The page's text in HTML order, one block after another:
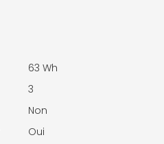
63 Wh
3
Non
Oui